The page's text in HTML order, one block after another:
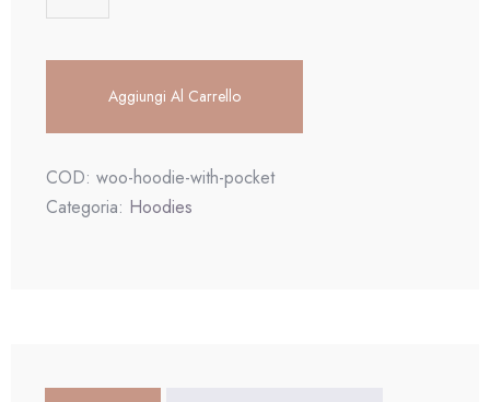
Aggiungi Al Carrello
COD: woo-hoodie-with-pocket
Categoria: Hoodies